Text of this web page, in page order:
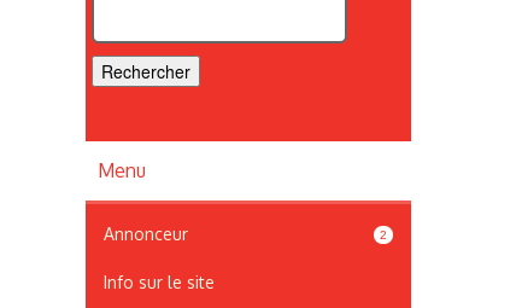
Menu
Annonceur 2
Info sur le site